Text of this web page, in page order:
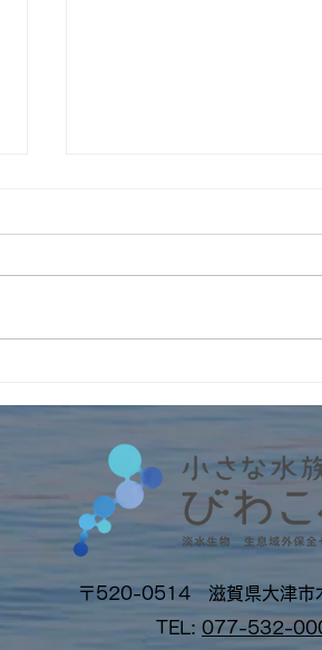
り』にて移動水族館！
〒520-0514 滋賀県大津市
TEL: 077-532-